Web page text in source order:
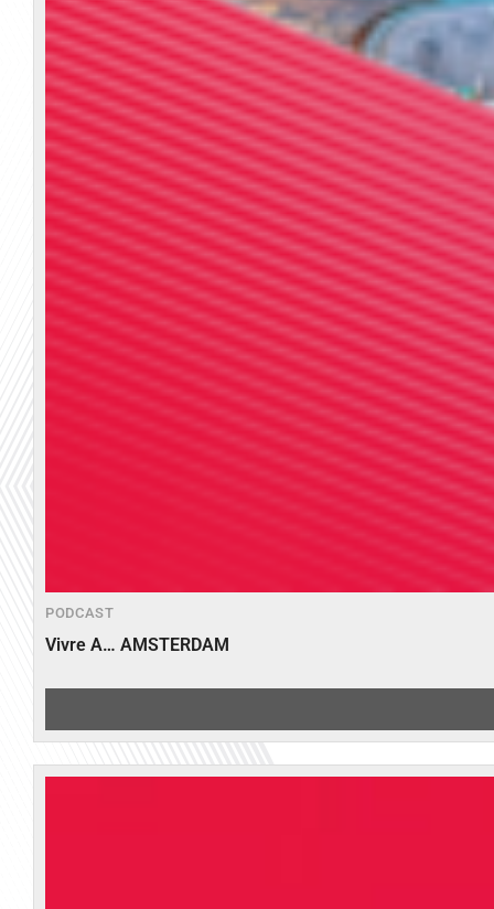
PODCAST
Vivre A… AMSTERDAM